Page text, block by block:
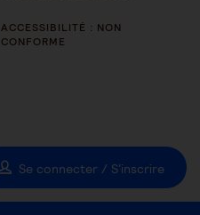
ACCESSIBILITÉ : NON
CONFORME
Se connecter / S'inscrire